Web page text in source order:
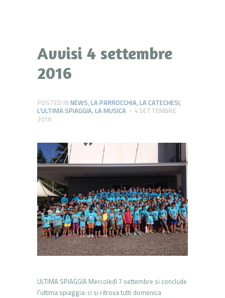
Avvisi 4 settembre
2016
POSTED IN NEWS,LA PARROCCHIA,LA CATECHESI,
L'ULTIMA SPIAGGIA,LA MUSICA
4 SETTEMBRE
2016
ULTIMA SPIAGGIA Mercoledì 7 settembre si conclude
l’ultima spiaggia: ci si ritrova tutti domenica